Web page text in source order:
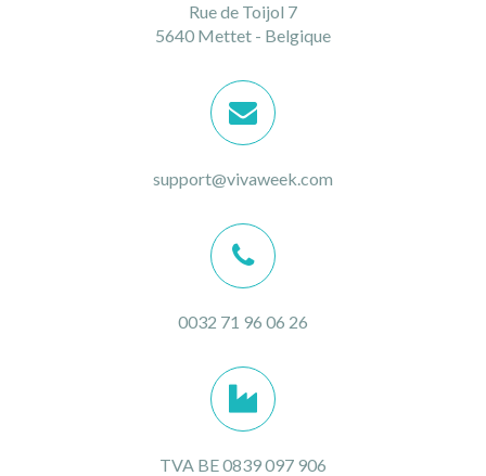
Rue de Toijol 7
5640 Mettet - Belgique
support@vivaweek.com
0032 71 96 06 26
TVA BE 0839 097 906